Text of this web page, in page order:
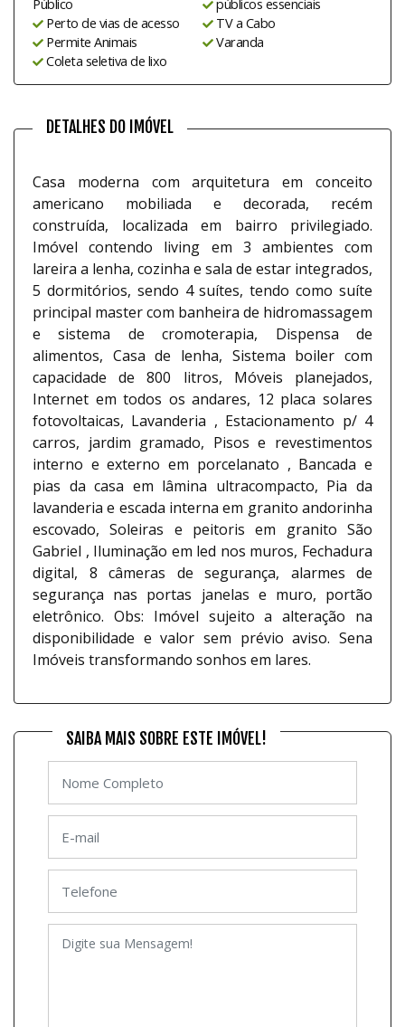
Público
Perto de vias de acesso
Permite Animais
Coleta seletiva de lixo
públicos essenciais
TV a Cabo
Varanda
DETALHES DO IMÓVEL
Casa moderna com arquitetura em conceito
americano mobiliada e decorada, recém
construída, localizada em bairro privilegiado.
Imóvel contendo living em 3 ambientes com
lareira a lenha, cozinha e sala de estar integrados,
5 dormitórios, sendo 4 suítes, tendo como suíte
principal master com banheira de hidromassagem
e sistema de cromoterapia, Dispensa de
alimentos, Casa de lenha, Sistema boiler com
capacidade de 800 litros, Móveis planejados,
Internet em todos os andares, 12 placa solares
fotovoltaicas, Lavanderia , Estacionamento p/ 4
carros, jardim gramado, Pisos e revestimentos
interno e externo em porcelanato , Bancada e
pias da casa em lâmina ultracompacto, Pia da
lavanderia e escada interna em granito andorinha
escovado, Soleiras e peitoris em granito São
Gabriel , Iluminação em led nos muros, Fechadura
digital, 8 câmeras de segurança, alarmes de
segurança nas portas janelas e muro, portão
eletrônico. Obs: Imóvel sujeito a alteração na
disponibilidade e valor sem prévio aviso. Sena
Imóveis transformando sonhos em lares.
SAIBA MAIS SOBRE ESTE IMÓVEL!